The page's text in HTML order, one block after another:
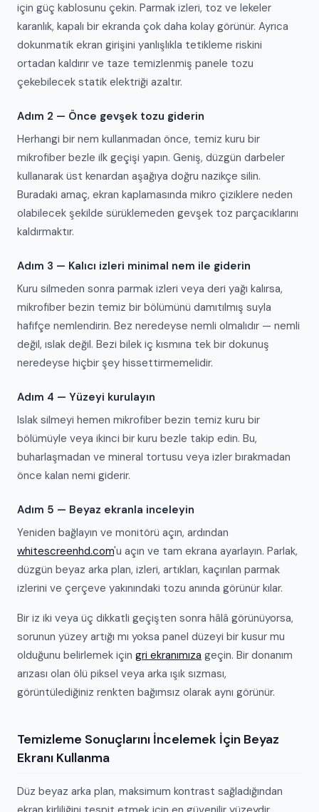
için güç kablosunu çekin. Parmak izleri, toz ve lekeler
karanlık, kapalı bir ekranda çok daha kolay görünür. Ayrıca
dokunmatik ekran girişini yanlışlıkla tetikleme riskini
ortadan kaldırır ve taze temizlenmiş panele tozu
çekebilecek statik elektriği azaltır.
Adım 2 — Önce gevşek tozu giderin
Herhangi bir nem kullanmadan önce, temiz kuru bir
mikrofiber bezle ilk geçişi yapın. Geniş, düzgün darbeler
kullanarak üst kenardan aşağıya doğru nazikçe silin.
Buradaki amaç, ekran kaplamasında mikro çiziklere neden
olabilecek şekilde sürüklemeden gevşek toz parçacıklarını
kaldırmaktır.
Adım 3 — Kalıcı izleri minimal nem ile giderin
Kuru silmeden sonra parmak izleri veya deri yağı kalırsa,
mikrofiber bezin temiz bir bölümünü damıtılmış suyla
hafifçe nemlendirin. Bez neredeyse nemli olmalıdır — nemli
değil, ıslak değil. Bezi bilek iç kısmına tek bir dokunuş
neredeyse hiçbir şey hissettirmemelidir.
Adım 4 — Yüzeyi kurulayın
Islak silmeyi hemen mikrofiber bezin temiz kuru bir
bölümüyle veya ikinci bir kuru bezle takip edin. Bu,
buharlaşmadan ve mineral tortusu veya izler bırakmadan
önce kalan nemi giderir.
Adım 5 — Beyaz ekranla inceleyin
Yeniden bağlayın ve monitörü açın, ardından
whitescreenhd.com'u açın ve tam ekrana ayarlayın. Parlak,
düzgün beyaz arka plan, izleri, artıkları, kaçırılan parmak
izlerini ve çerçeve yakınındaki tozu anında görünür kılar.
Bir iz iki veya üç dikkatli geçişten sonra hâlâ görünüyorsa,
sorunun yüzey artığı mı yoksa panel düzeyi bir kusur mu
olduğunu belirlemek için gri ekranımıza geçin. Bir donanım
arızası olan ölü piksel veya arka ışık sızması,
görüntülediğiniz renkten bağımsız olarak aynı görünür.
Temizleme Sonuçlarını İncelemek İçin Beyaz
Ekranı Kullanma
Düz beyaz arka plan, maksimum kontrast sağladığından